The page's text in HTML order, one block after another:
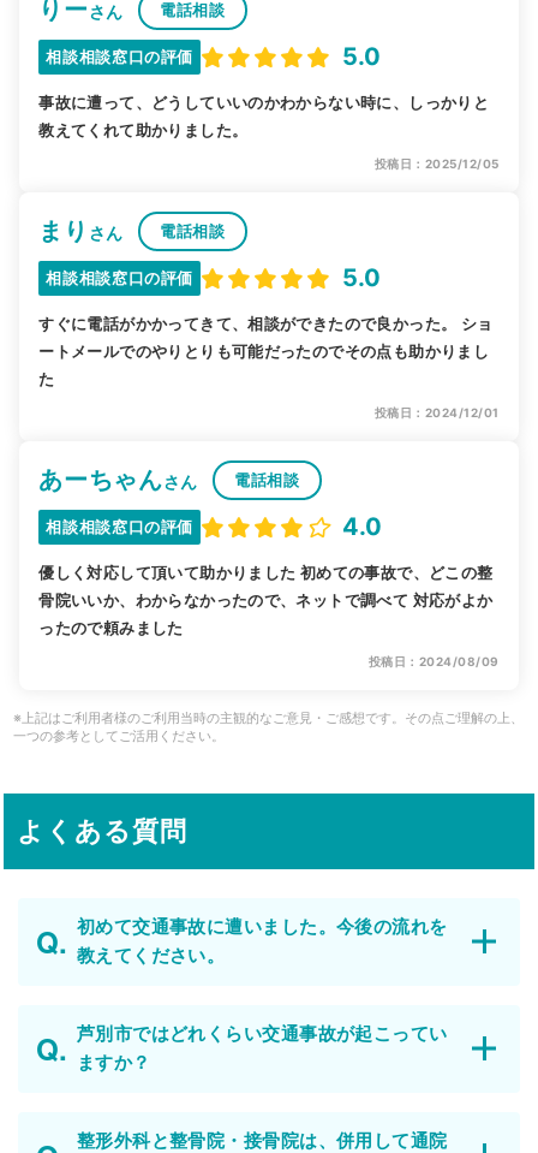
りーさん 電話相談
相談相談窓口の評価 5.0
事故に遭って、どうしていいのかわからない時に、しっかりと
教えてくれて助かりました。
投稿日：2025/12/05
まり さん 電話相談
相談相談窓口の評価 5.0
すぐに電話がかかってきて、相談ができたので良かった。 ショ
ートメールでのやりとりも可能だったのでその点も助かりまし
た
投稿日：2024/12/01
あーちゃんさん 電話相談
相談相談窓口の評価 4.0
優しく対応して頂いて助かりました 初めての事故で、どこの整
骨院いいか、わからなかったので、ネットで調べて 対応がよか
ったので頼みました
投稿日：2024/08/09
※上記はご利用者様のご利用当時の主観的なご意見・ご感想です。その点ご理解の上、
一つの参考としてご活用ください。
よくある質問
初めて交通事故に遭いました。今後の流れを
教えてください。
芦別市ではどれくらい交通事故が起こってい
ますか？
整形外科と整骨院・接骨院は、併用して通院